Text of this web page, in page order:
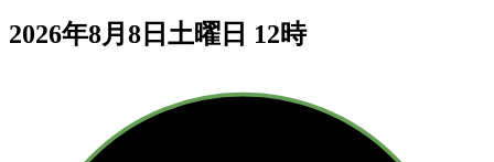
2026年8月8日土曜日 12時